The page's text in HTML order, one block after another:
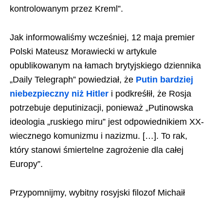
kontrolowanym przez Kreml”.
Jak informowaliśmy wcześniej, 12 maja premier
Polski Mateusz Morawiecki w artykule
opublikowanym na łamach brytyjskiego dziennika
„Daily Telegraph” powiedział, że Putin bardziej
niebezpieczny niż Hitler i podkreśłił, że Rosja
potrzebuje deputinizacji, ponieważ „Putinowska
ideologia „ruskiego miru” jest odpowiednikiem XX-
wiecznego komunizmu i nazizmu. […]. To rak,
który stanowi śmiertelne zagrożenie dla całej
Europy”.
Przypomnijmy, wybitny rosyjski filozof Michaił